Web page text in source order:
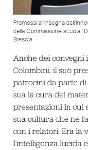
Promossi all’insegna
della Commissione scuola
Brescia
Anche dei convegni
Colombini: il suo
patrocini da parte di
sua la cura del
presentazioni in cui
sua cultura che ne
con i relatori. Era la
l’intelligenza lucida